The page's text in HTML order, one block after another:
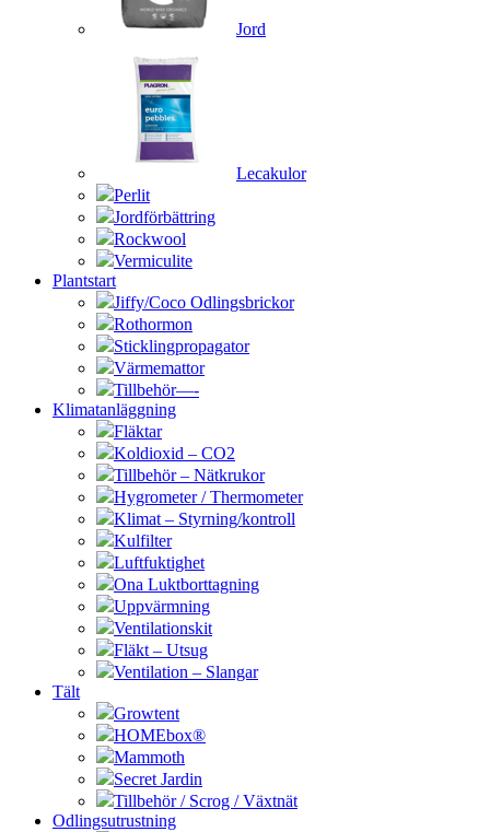
Jord
Lecakulor
Perlit
Jordförbättring
Rockwool
Vermiculite
Plantstart
Jiffy/Coco Odlingsbrickor
Rothormon
Sticklingpropagator
Värmemattor
Tillbehör—-
Klimatanläggning
Fläktar
Koldioxid – CO2
Tillbehör – Nätkrukor
Hygrometer / Thermometer
Klimat – Styrning/kontroll
Kulfilter
Luftfuktighet
Ona Luktborttagning
Uppvärmning
Ventilationskit
Fläkt – Utsug
Ventilation – Slangar
Tält
Growtent
HOMEbox®
Mammoth
Secret Jardin
Tillbehör / Scrog / Växtnät
Odlingsutrustning